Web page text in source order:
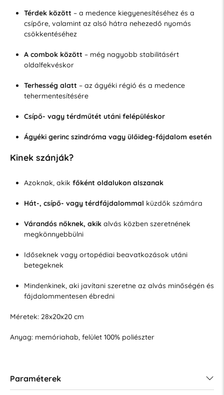
Térdek között – a medence kiegyenesítéséhez és a
csípőre, valamint az alsó hátra nehezedő nyomás
csökkentéséhez
A combok között – még nagyobb stabilitásért
oldalfekvéskor
Terhesség alatt – az ágyéki régió és a medence
tehermentesítésére
Csípő- vagy térdműtét utáni felépüléskor
Ágyéki gerinc szindróma vagy ülőideg-fájdalom esetén
Kinek szánják?
Azoknak, akik főként oldalukon alszanak
Hát-, csípő- vagy térdfájdalommal küzdők számára
Várandós nőknek, akikalvás közben szeretnének
megkönnyebbülni
Időseknek vagy ortopédiai beavatkozások utáni
betegeknek
Mindenkinek, aki javítani szeretne az alvás minőségén és
fájdalommentesen ébredni
Méretek: 28x20x20 cm
Anyag: memóriahab, felület 100% poliészter
Paraméterek